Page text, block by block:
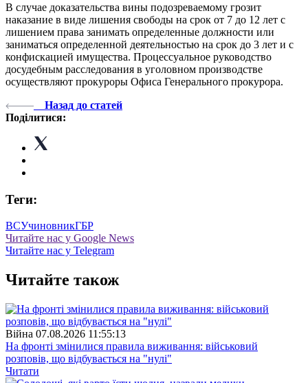
В случае доказательства вины подозреваемому грозит
наказание в виде лишения свободы на срок от 7 до 12 лет с
лишением права занимать определенные должности или
заниматься определенной деятельностью на срок до 3 лет и с
конфискацией имущества. Процессуальное руководство
досудебным расследования в уголовном производстве
осуществляют прокуроры Офиса Генерального прокурора.
Назад до статей
Поділитися:
Теги:
ВСУчиновникГБР
Читайте нас у Google News
Читайте нас у Telegram
Читайте також
Війна 07.08.2026 11:55:13
На фронті змінилися правила виживання: військовий
розповів, що відбувається на "нулі"
Читати